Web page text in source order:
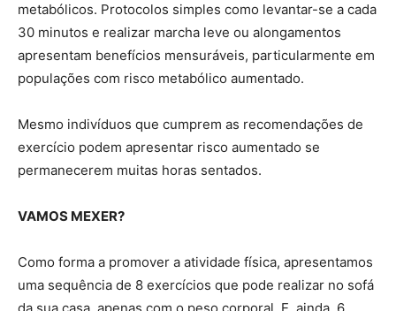
metabólicos. Protocolos simples como levantar-se a cada
30 minutos e realizar marcha leve ou alongamentos
apresentam benefícios mensuráveis, particularmente em
populações com risco metabólico aumentado.
Mesmo indivíduos que cumprem as recomendações de
exercício podem apresentar risco aumentado se
permanecerem muitas horas sentados.
VAMOS MEXER?
Como forma a promover a atividade física, apresentamos
uma sequência de 8 exercícios que pode realizar no sofá